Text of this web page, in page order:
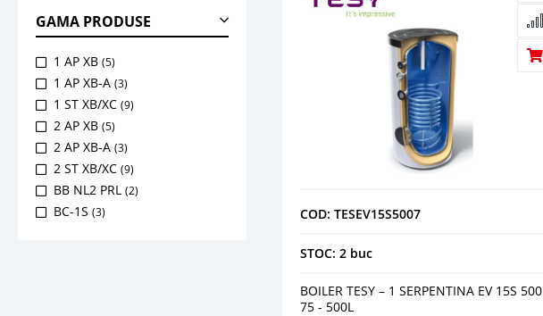
GAMA PRODUSE
1 AP XB (5)
1 AP XB-A (3)
1 ST XB/XC (9)
2 AP XB (5)
2 AP XB-A (3)
2 ST XB/XC (9)
BB NL2 PRL (2)
BC-1S (3) COD: TESEV15S5007
STOC: 2 buc
BOILER TESY – 1 SERPENTINA EV 15S 500
75 - 500L